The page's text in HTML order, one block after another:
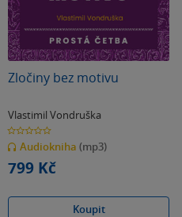
Zločiny bez motivu
Vlastimil Vondruška
0.0
z
5
hvězdiček
Audiokniha (mp3)
799 Kč
Koupit